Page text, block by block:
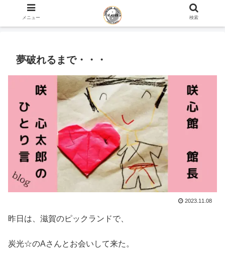
ホーム 咲心館 館長 咲 心太郎のひとり言 blog
夢破れるまで・・・
2023.11.08
昨日は、滋賀のピックランドで、
炭光☆のAさんとお会いして来た。
メニュー 検索